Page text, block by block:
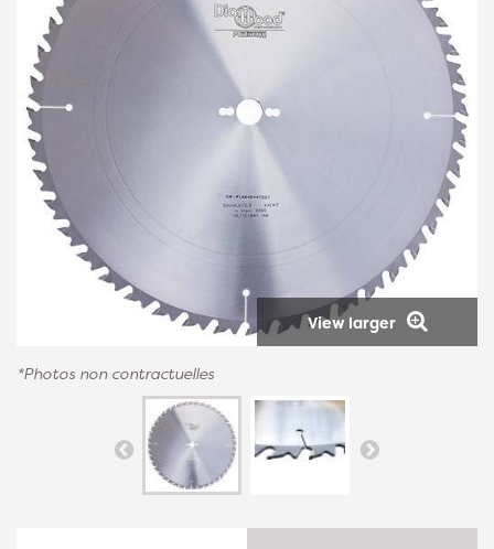
View larger
*Photos non contractuelles